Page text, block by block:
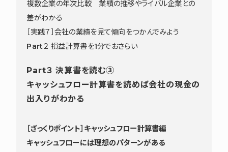
複数企業の年次比較 業績の推移やライバル企業との
差がわかる
［実践７］会社の業績を見て傾向をつかんでみよう
Part２ 損益計算書を1分でおさらい
Part３ 決算書を読む③
キャッシュフロー計算書を読めば会社の現金の
出入りがわかる
［ざっくりポイント］キャッシュフロー計算書編
キャッシュフローには理想のパターンがある